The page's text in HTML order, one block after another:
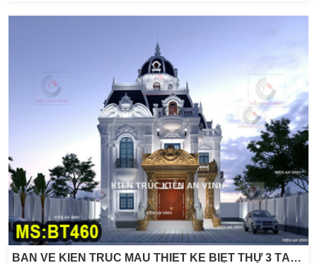
Nhi ở Bình Dương. Biệt thự lâu đài đẹp là hình thức lấy cảm
BẢN VẼ KIẾN TRÚC MẪU THIẾT KẾ BIỆT THỰ 3 TẦNG TÂN CỔ ĐIỂN 15X20M